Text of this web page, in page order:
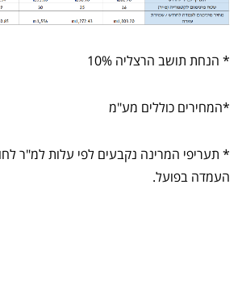
* הנחת תושב הרצליה 10%
*המחירים כוללים מע"מ
* תעריפי המרינה נקבעים לפי עלות למ"ר
העמדה בפועל.